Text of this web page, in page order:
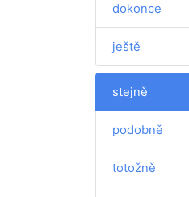
dokonce
ještě
stejně
podobně
totožně